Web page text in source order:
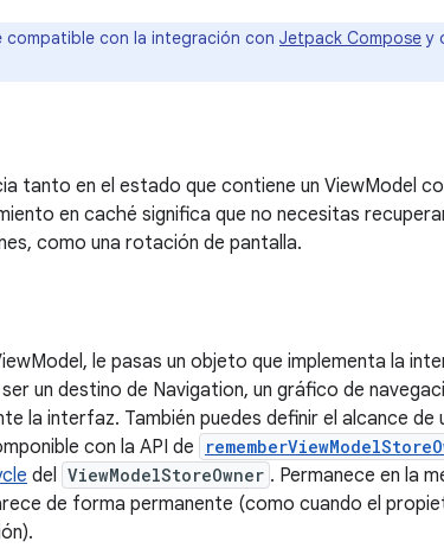
compatible con la integración con Jetpack Composey
tanto en el estado que contiene un ViewModel
en caché significa que no necesitas
como una rotación de pantalla.
le pasas un objeto que implementa la
ser un destino de Navigation, un gráfico de
la interfaz. También puedes definir el alcance de
con la API de
del ViewModelStoreOwner . Permanece en la
de forma permanente (como cuando el